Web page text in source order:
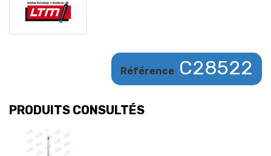
Référence C28522
PRODUITS CONSULTÉS